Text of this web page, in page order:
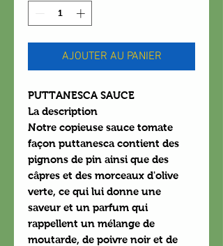
AJOUTER AU PANIER
PUTTANESCA SAUCE
La description
Notre copieuse sauce tomate
façon puttanesca contient des
pignons de pin ainsi que des
câpres et des morceaux d'olive
verte, ce qui lui donne une
saveur et un parfum qui
rappellent un mélange de
moutarde, de poivre noir et de